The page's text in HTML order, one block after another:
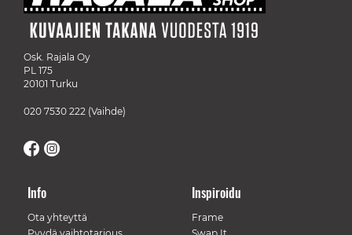
Osk. Rajala Oy
PL 175
20101 Turku
020 7530 222 (Vaihde)
Info
Ota yhteyttä
Inspiroidu
Frame